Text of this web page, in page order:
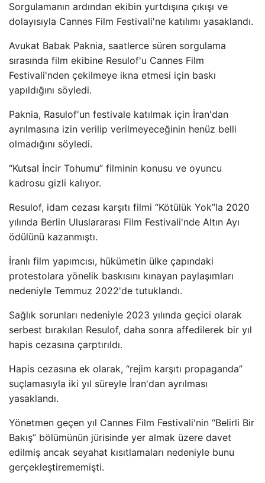
Sorgulamanın ardından ekibin yurtdışına çıkışı ve
dolayısıyla Cannes Film Festivali'ne katılımı yasaklandı.
Avukat Babak Paknia, saatlerce süren sorgulama
sırasında film ekibine Resulof'u Cannes Film
Festivali'nden çekilmeye ikna etmesi için baskı
yapıldığını söyledi.
Paknia, Rasulof'un festivale katılmak için İran'dan
ayrılmasına izin verilip verilmeyeceğinin henüz belli
olmadığını söyledi.
“Kutsal İncir Tohumu” filminin konusu ve oyuncu
kadrosu gizli kalıyor.
Resulof, idam cezası karşıtı filmi “Kötülük Yok”la 2020
yılında Berlin Uluslararası Film Festivali'nde Altın Ayı
ödülünü kazanmıştı.
İranlı film yapımcısı, hükümetin ülke çapındaki
protestolara yönelik baskısını kınayan paylaşımları
nedeniyle Temmuz 2022'de tutuklandı.
Sağlık sorunları nedeniyle 2023 yılında geçici olarak
serbest bırakılan Resulof, daha sonra affedilerek bir yıl
hapis cezasına çarptırıldı.
Hapis cezasına ek olarak, “rejim karşıtı propaganda”
suçlamasıyla iki yıl süreyle İran'dan ayrılması
yasaklandı.
Yönetmen geçen yıl Cannes Film Festivali'nin “Belirli Bir
Bakış” bölümünün jürisinde yer almak üzere davet
edilmiş ancak seyahat kısıtlamaları nedeniyle bunu
gerçekleştirememişti.